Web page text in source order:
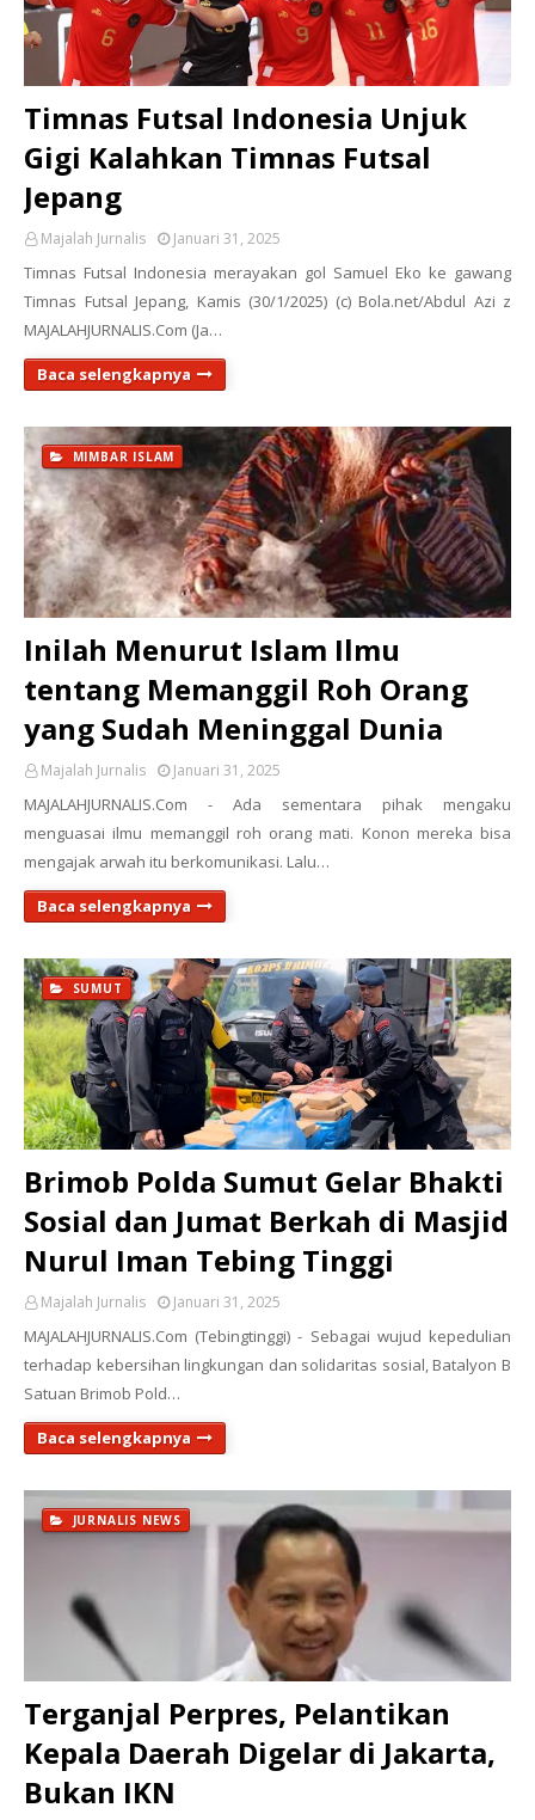
Timnas Futsal Indonesia Unjuk
Gigi Kalahkan Timnas Futsal
Jepang
Majalah Jurnalis Januari 31, 2025
Timnas Futsal Indonesia merayakan gol Samuel Eko ke gawang
Timnas Futsal Jepang, Kamis (30/1/2025) (c) Bola.net/Abdul Azi z
MAJALAHJURNALIS.Com (Ja…
Baca selengkapnya
MIMBAR ISLAM
Inilah Menurut Islam Ilmu
tentang Memanggil Roh Orang
yang Sudah Meninggal Dunia
Majalah Jurnalis Januari 31, 2025
MAJALAHJURNALIS.Com - Ada sementara pihak mengaku
menguasai ilmu memanggil roh orang mati. Konon mereka bisa
mengajak arwah itu berkomunikasi. Lalu…
Baca selengkapnya
SUMUT
Brimob Polda Sumut Gelar Bhakti
Sosial dan Jumat Berkah di Masjid
Nurul Iman Tebing Tinggi
Majalah Jurnalis Januari 31, 2025
MAJALAHJURNALIS.Com (Tebingtinggi) - Sebagai wujud kepedulian
terhadap kebersihan lingkungan dan solidaritas sosial, Batalyon B
Satuan Brimob Pold…
Baca selengkapnya
JURNALIS NEWS
Terganjal Perpres, Pelantikan
Kepala Daerah Digelar di Jakarta,
Bukan IKN